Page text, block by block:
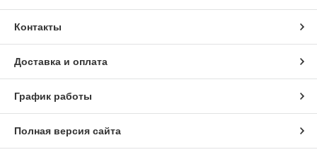
Контакты
Доставка и оплата
График работы
Полная версия сайта